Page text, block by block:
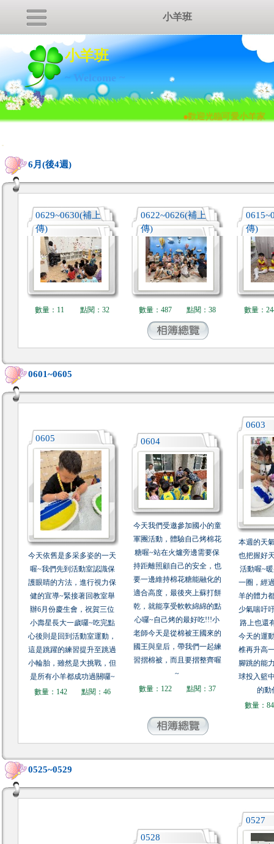
小羊班
~ Welcome ~
歡迎光臨可愛小羊家
:::
6月(後4週)
0629~0630(補上
傳)
數量：11 點閱：32
0622~0626(補上
傳)
數量：487 點閱：38
傳)
數量：
0601~0605
0605
今天依舊是多采多姿的一天
喔~我們先到活動室認識保
護眼睛的方法，進行視力保
健的宣導~緊接著回教室舉
辦6月份慶生會，祝賀三位
小壽星長大一歲囉~吃完點
心後則是回到活動室運動，
這是跳躍的練習提升至跳過
小輪胎，雖然是大挑戰，但
是所有小羊都成功過關囉~
數量：142
點閱：46
0604
今天我們受邀參加國小的童
軍團活動，體驗自己烤棉花
糖喔~站在火爐旁邊需要保
持距離照顧自己的安全，也
要一邊維持棉花糖能融化的
適合高度，最後夾上蘇打餅
乾，就能享受軟軟綿綿的點
心囉~自己烤的最好吃!!!小
老師今天是從棉被王國來的
國王與皇后，帶我們一起練
習摺棉被，而且要摺整齊喔
~
數量：122
點閱：37
0603
本週的天
也把握好
活動喔~
一圈，經
羊的體力
少氣喘吁
路上也還
今天的運
椎再升高
腳跳的能
球投入籃
的動
數量：84
0525~0529
0528
0527
小羊班